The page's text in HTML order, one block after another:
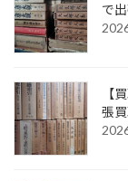
で
【
張